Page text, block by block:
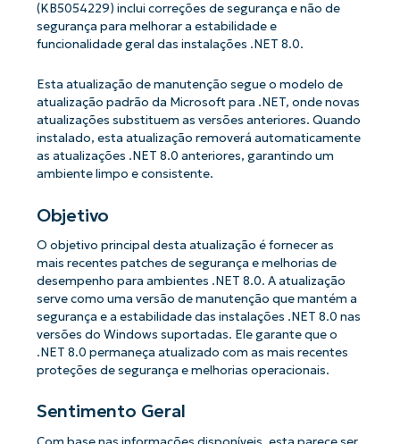
(KB5054229) inclui correções de segurança e não de
segurança para melhorar a estabilidade e
funcionalidade geral das instalações .NET 8.0.
Esta atualização de manutenção segue o modelo de
atualização padrão da Microsoft para .NET, onde novas
atualizações substituem as versões anteriores. Quando
instalado, esta atualização removerá automaticamente
as atualizações .NET 8.0 anteriores, garantindo um
ambiente limpo e consistente.
Objetivo
O objetivo principal desta atualização é fornecer as
mais recentes patches de segurança e melhorias de
desempenho para ambientes .NET 8.0. A atualização
serve como uma versão de manutenção que mantém a
segurança e a estabilidade das instalações .NET 8.0 nas
versões do Windows suportadas. Ele garante que o
.NET 8.0 permaneça atualizado com as mais recentes
proteções de segurança e melhorias operacionais.
Sentimento Geral